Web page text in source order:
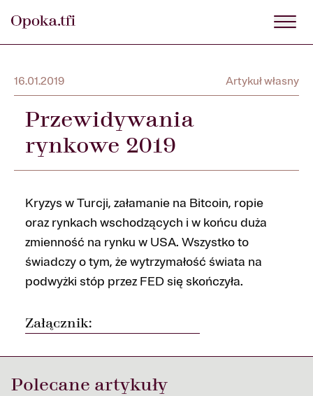
16.01.2019 Artykuł własny
Przewidywania
rynkowe 2019
Kryzys w Turcji, załamanie na Bitcoin, ropie
oraz rynkach wschodzących i w końcu duża
zmienność na rynku w USA. Wszystko to
świadczy o tym, że wytrzymałość świata na
podwyżki stóp przez FED się skończyła.
Załącznik:
Polecane artykuły